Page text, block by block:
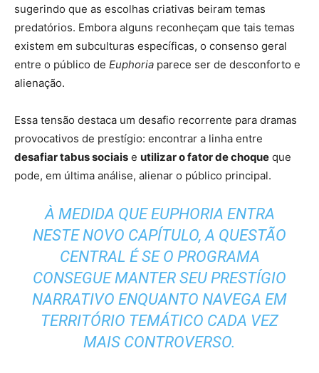
sugerindo que as escolhas criativas beiram temas
predatórios. Embora alguns reconheçam que tais temas
existem em subculturas específicas, o consenso geral
entre o público de Euphoria parece ser de desconforto e
alienação.
Essa tensão destaca um desafio recorrente para dramas
provocativos de prestígio: encontrar a linha entre
desafiar tabus sociais e utilizar o fator de choque que
pode, em última análise, alienar o público principal.
À MEDIDA QUE EUPHORIA ENTRA
NESTE NOVO CAPÍTULO, A QUESTÃO
CENTRAL É SE O PROGRAMA
CONSEGUE MANTER SEU PRESTÍGIO
NARRATIVO ENQUANTO NAVEGA EM
TERRITÓRIO TEMÁTICO CADA VEZ
MAIS CONTROVERSO.